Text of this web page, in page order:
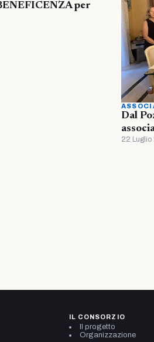
per
Dal
22 Luglio
IL CONSORZIO
Il progetto
Organizzazione